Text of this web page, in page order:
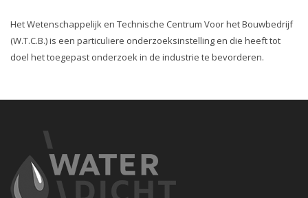
Het Wetenschappelijk en Technische Centrum Voor het Bouwbedrijf
(W.T.C.B.) is een particuliere onderzoeksinstelling en die heeft tot
doel het toegepast onderzoek in de industrie te bevorderen.